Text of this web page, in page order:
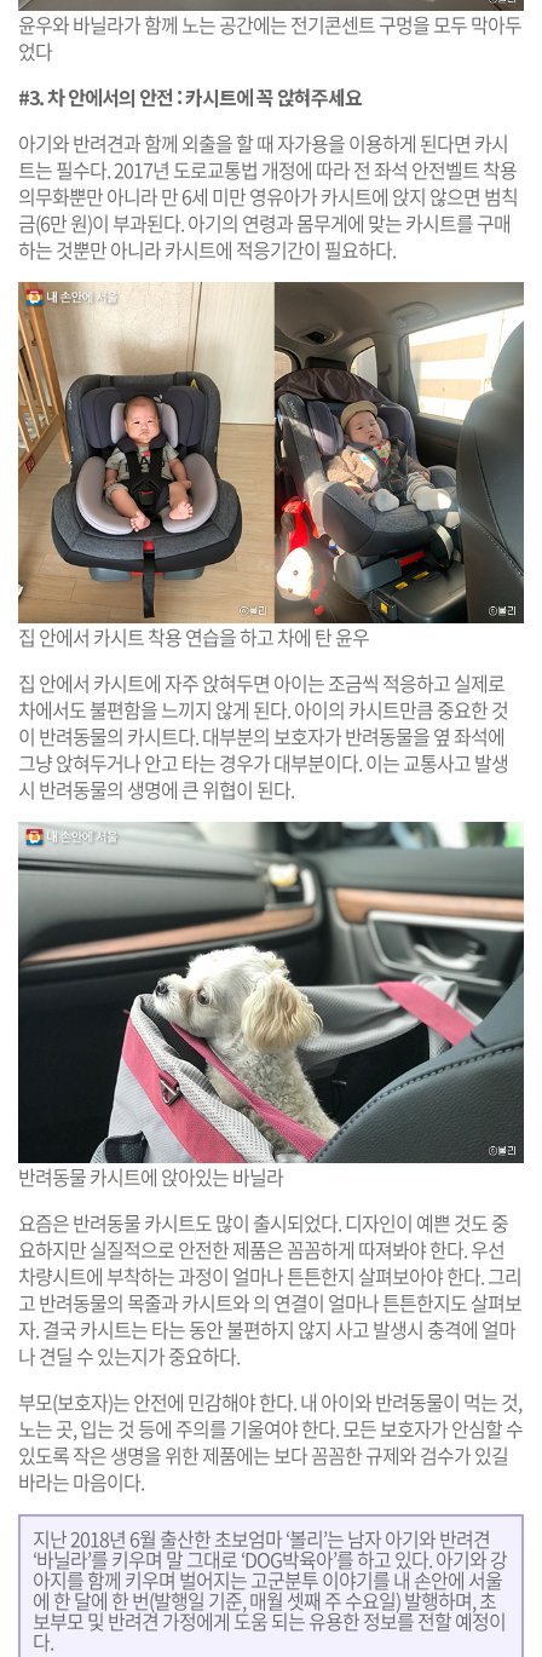
윤우와 바닐라가 함께 노는 공간에는 전기콘센트 구멍을 모두 막아두
었다
#3. 차 안에서의 안전 : 카시트에 꼭 앉혀주세요
아기와 반려견과 함께 외출을 할 때 자가용을 이용하게 된다면 카시
트는 필수다. 2017년 도로교통법 개정에 따라 전 좌석 안전벨트 착용
의무화뿐만 아니라 만 6세 미만 영유아가 카시트에 앉지 않으면 범칙
금(6만 원)이 부과된다. 아기의 연령과 몸무게에 맞는 카시트를 구매
하는 것뿐만 아니라 카시트에 적응기간이 필요하다.
집 안에서 카시트 착용 연습을 하고 차에 탄 윤우
집 안에서 카시트에 자주 앉혀두면 아이는 조금씩 적응하고 실제로
차에서도 불편함을 느끼지 않게 된다. 아이의 카시트만큼 중요한 것
이 반려동물의 카시트다. 대부분의 보호자가 반려동물을 옆 좌석에
그냥 앉혀두거나 안고 타는 경우가 대부분이다. 이는 교통사고 발생
시 반려동물의 생명에 큰 위협이 된다.
반려동물 카시트에 앉아있는 바닐라
요즘은 반려동물 카시트도 많이 출시되었다. 디자인이 예쁜 것도 중
요하지만 실질적으로 안전한 제품은 꼼꼼하게 따져봐야 한다. 우선
차량시트에 부착하는 과정이 얼마나 튼튼한지 살펴보아야 한다. 그리
고 반려동물의 목줄과 카시트와 의 연결이 얼마나 튼튼한지도 살펴보
자. 결국 카시트는 타는 동안 불편하지 않지 사고 발생시 충격에 얼마
나 견딜 수 있는지가 중요하다.
부모(보호자)는 안전에 민감해야 한다. 내 아이와 반려동물이 먹는 것,
노는 곳, 입는 것 등에 주의를 기울여야 한다. 모든 보호자가 안심할 수
있도록 작은 생명을 위한 제품에는 보다 꼼꼼한 규제와 검수가 있길
바라는 마음이다.
지난 2018년 6월 출산한 초보엄마 ‘볼리’는 남자 아기와 반려견
‘바닐라’를 키우며 말 그대로 ‘DOG박육아’를 하고 있다. 아기와 강
아지를 함께 키우며 벌어지는 고군분투 이야기를 내 손안에 서울
에 한 달에 한 번(발행일 기준, 매월 셋째 주 수요일) 발행하며, 초
보부모 및 반려견 가정에게 도움 되는 유용한 정보를 전할 예정이
다.